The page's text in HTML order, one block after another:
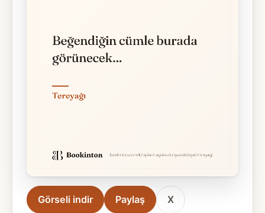
Görseli indir Paylaş X